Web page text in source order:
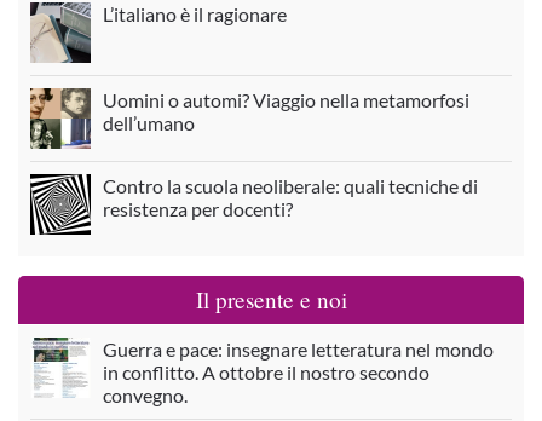
L’italiano è il ragionare
Uomini o automi? Viaggio nella metamorfosi
dell’umano
Contro la scuola neoliberale: quali tecniche di
resistenza per docenti?
Il presente e noi
Guerra e pace: insegnare letteratura nel mondo
in conflitto. A ottobre il nostro secondo
convegno.